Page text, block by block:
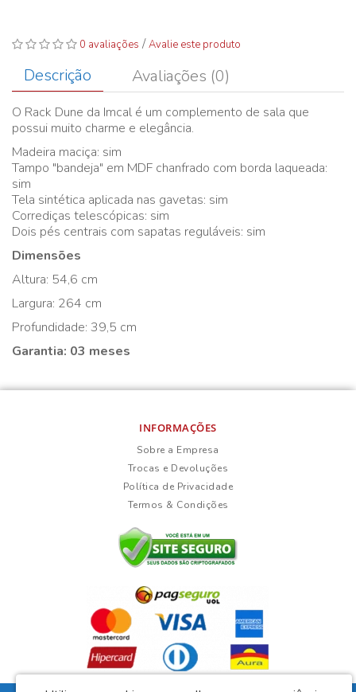
0 avaliações /Avalie este produto
Descrição Avaliações (0)
O Rack Dune da Imcal é um complemento de sala que
possui muito charme e elegância.
Madeira maciça: sim
Tampo "bandeja" em MDF chanfrado com borda laqueada:
sim
Tela sintética aplicada nas gavetas: sim
Corrediças telescópicas: sim
Dois pés centrais com sapatas reguláveis: sim
Dimensões
Altura: 54,6 cm
Largura: 264 cm
Profundidade: 39,5 cm
Garantia: 03 meses
INFORMAÇÕES
Sobre a Empresa
Trocas e Devoluções
Política de Privacidade
Termos & Condições